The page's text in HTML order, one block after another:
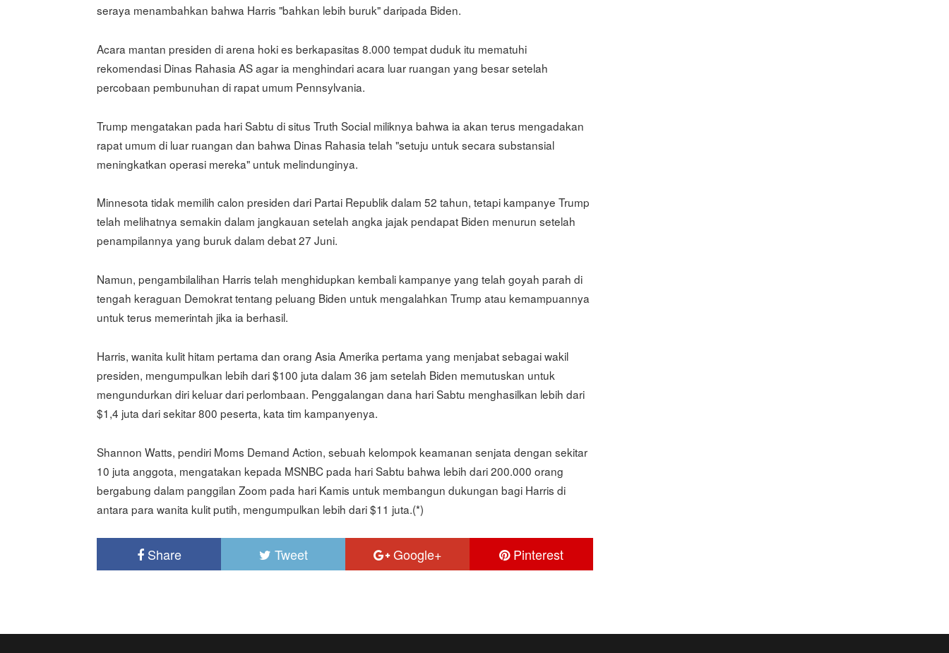
seraya menambahkan bahwa Harris "bahkan lebih buruk" daripada Biden.
Acara mantan presiden di arena hoki es berkapasitas 8.000 tempat duduk itu mematuhi
rekomendasi Dinas Rahasia AS agar ia menghindari acara luar ruangan yang besar setelah
percobaan pembunuhan di rapat umum Pennsylvania.
Trump mengatakan pada hari Sabtu di situs Truth Social miliknya bahwa ia akan terus mengadakan
rapat umum di luar ruangan dan bahwa Dinas Rahasia telah "setuju untuk secara substansial
meningkatkan operasi mereka" untuk melindunginya.
Minnesota tidak memilih calon presiden dari Partai Republik dalam 52 tahun, tetapi kampanye Trump
telah melihatnya semakin dalam jangkauan setelah angka jajak pendapat Biden menurun setelah
penampilannya yang buruk dalam debat 27 Juni.
Namun, pengambilalihan Harris telah menghidupkan kembali kampanye yang telah goyah parah di
tengah keraguan Demokrat tentang peluang Biden untuk mengalahkan Trump atau kemampuannya
untuk terus memerintah jika ia berhasil.
Harris, wanita kulit hitam pertama dan orang Asia Amerika pertama yang menjabat sebagai wakil
presiden, mengumpulkan lebih dari $100 juta dalam 36 jam setelah Biden memutuskan untuk
mengundurkan diri keluar dari perlombaan. Penggalangan dana hari Sabtu menghasilkan lebih dari
$1,4 juta dari sekitar 800 peserta, kata tim kampanyenya.
Shannon Watts, pendiri Moms Demand Action, sebuah kelompok keamanan senjata dengan sekitar
10 juta anggota, mengatakan kepada MSNBC pada hari Sabtu bahwa lebih dari 200.000 orang
bergabung dalam panggilan Zoom pada hari Kamis untuk membangun dukungan bagi Harris di
antara para wanita kulit putih, mengumpulkan lebih dari $11 juta.(*)
Share Tweet Google+ Pinterest